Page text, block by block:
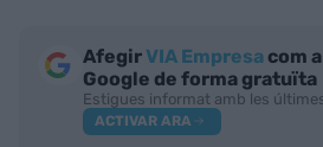
AfegirVIA Empresa com
Google de forma gratuïta
Estigues informat amb les
ACTIVAR ARA